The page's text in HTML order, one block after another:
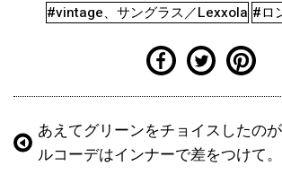
#vintage、サングラス／Lexxola #ロ
あえてグリーンをチョイスしたの
ルコーデはインナーで差をつけて。